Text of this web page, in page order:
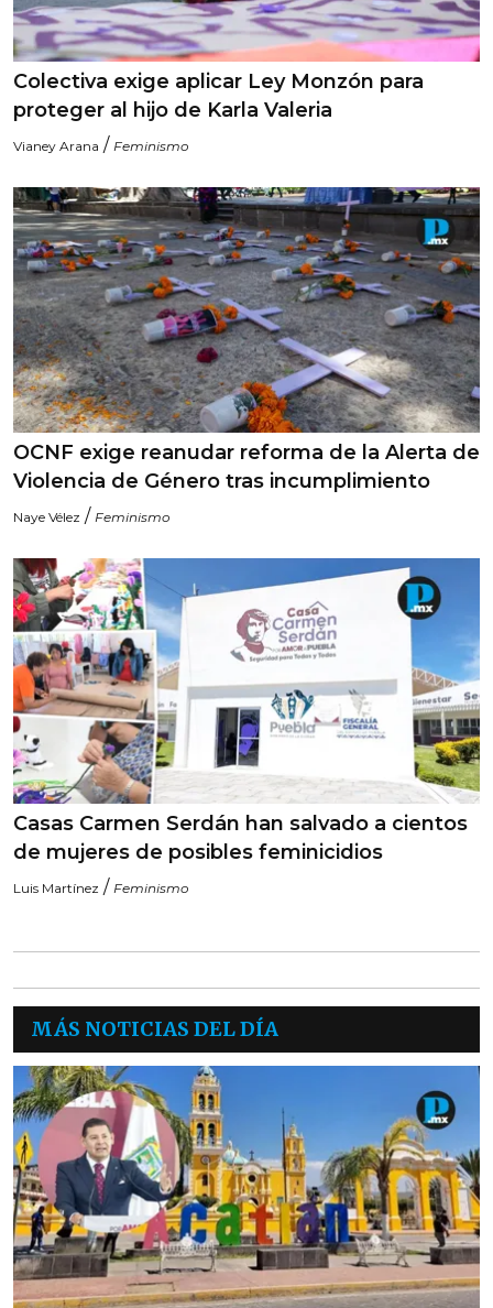
Colectiva exige aplicar Ley Monzón para
proteger al hijo de Karla Valeria
Vianey Arana / Feminismo
OCNF exige reanudar reforma de la Alerta de
Violencia de Género tras incumplimiento
Naye Vélez / Feminismo
Casas Carmen Serdán han salvado a cientos
de mujeres de posibles feminicidios
Luis Martínez / Feminismo
MÁS NOTICIAS DEL DÍA